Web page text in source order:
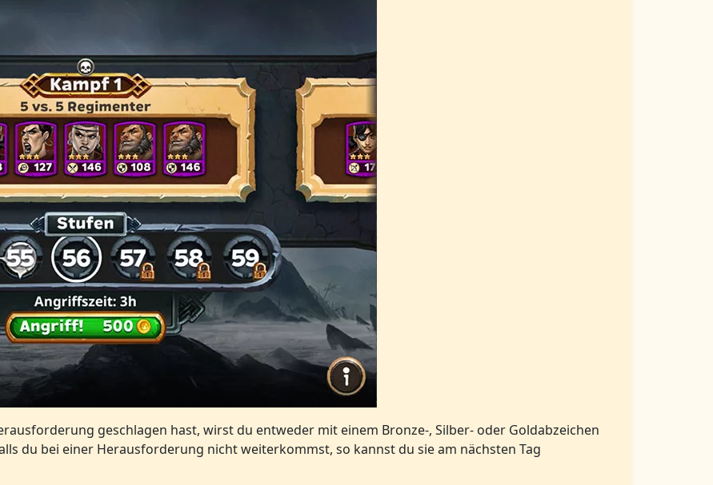
geschlagen hast, wirst du entweder mit einem Bronze-, Silber- oder Goldabzeichen
du bei einer Herausforderung nicht weiterkommst, so kannst du sie am nächsten Tag